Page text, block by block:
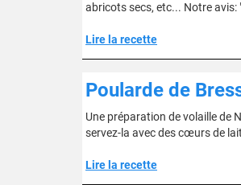
abricots secs, etc... Notre avis:
Lire la recette
Poularde de
Une préparation de volaille de
servez-la avec des cœurs de
Lire la recette